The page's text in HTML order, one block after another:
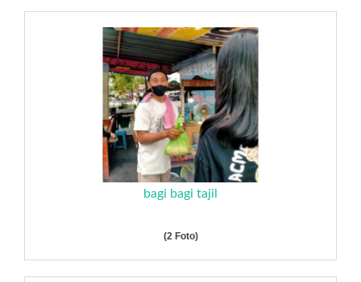
bagi bagi tajil
(2 Foto)